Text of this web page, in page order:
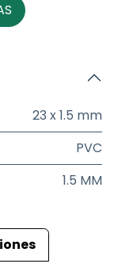
23 x 1.5 mm
PVC
1.5 MM